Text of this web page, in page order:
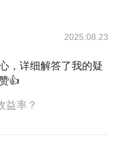
2025.08.23
，详细解答了我的疑
👍
益率？